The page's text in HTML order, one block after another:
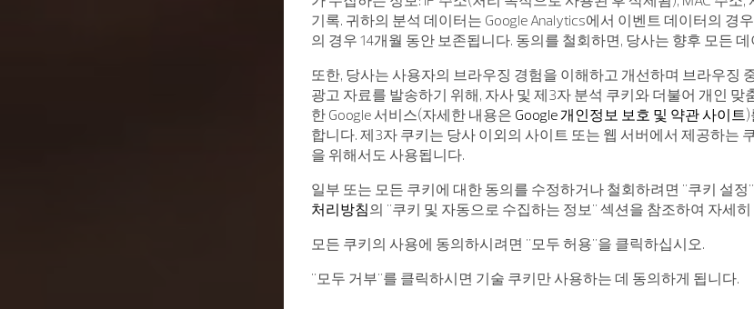
기록. 귀하의 분석 데이터는 Google Analytics에서 이벤트 데이터의 경
의 경우 14개월 동안 보존됩니다. 동의를 철회하면, 당사는 향후 모든
또한, 당사는 사용자의 브라우징 경험을 이해하고 개선하며 브라우징
광고 자료를 발송하기 위해, 자사 및 제3자 분석 쿠키와 더불어 개인 맞
한 Google 서비스(자세한 내용은 Google 개인정보 보호 및 약관 사이트
합니다. 제3자 쿠키는 당사 이외의 사이트 또는 웹 서버에서 제공하는
을 위해서도 사용됩니다.
일부 또는 모든 쿠키에 대한 동의를 수정하거나 철회하려면 "쿠키 설정
처리방침의 "쿠키 및 자동으로 수집하는 정보" 섹션을 참조하여 자세
모든 쿠키의 사용에 동의하시려면 "모두 허용"을 클릭하십시오.
"모두 거부"를 클릭하시면 기술 쿠키만 사용하는 데 동의하게 됩니다.